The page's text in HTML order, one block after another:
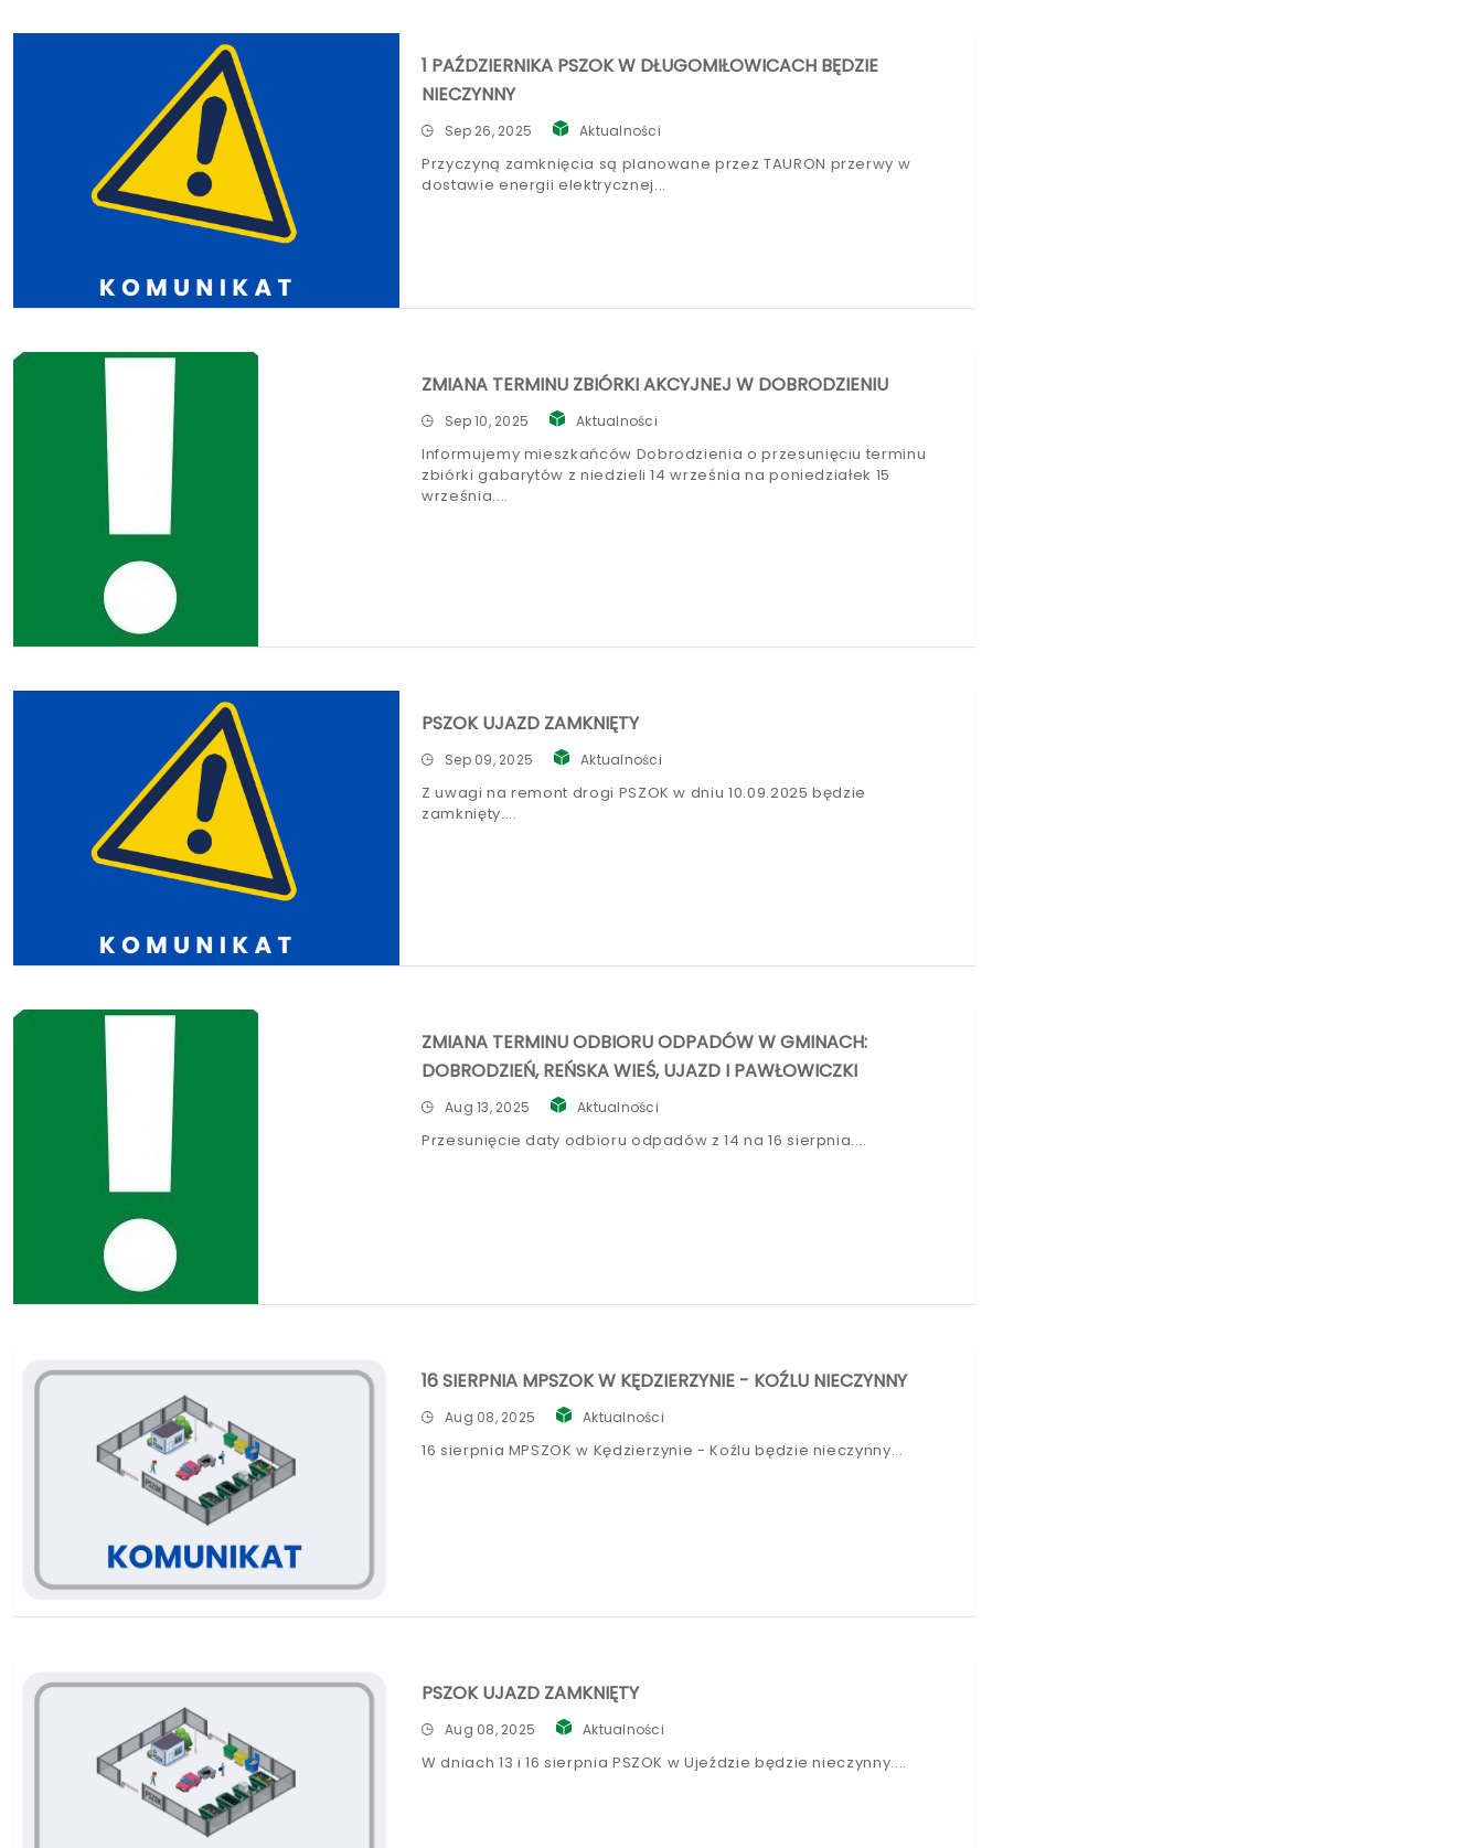
1 PAŹDZIERNIKA PSZOK W DŁUGOMIŁOWICACH BĘDZIE
NIECZYNNY
Sep 26, 2025 Aktualności
Przyczyną zamknięcia są planowane przez TAURON przerwy w
dostawie energii elektrycznej
ZMIANA TERMINU ZBIÓRKI AKCYJNEJ W DOBRODZIENIU
Sep 10, 2025 Aktualności
Informujemy mieszkańców Dobrodzienia o przesunięciu terminu
zbiórki gabarytów z niedzieli 14 września na poniedziałek 15
września.
PSZOK UJAZD ZAMKNIĘTY
Sep 09, 2025 Aktualności
Z uwagi na remont drogi PSZOK w dniu 10.09.2025 będzie
zamknięty.
ZMIANA TERMINU ODBIORU ODPADÓW W GMINACH:
DOBRODZIEŃ, REŃSKA WIEŚ, UJAZD I PAWŁOWICZKI
Aug 13, 2025 Aktualności
Przesunięcie daty odbioru odpadów z 14 na 16 sierpnia.
16 SIERPNIA MPSZOK W KĘDZIERZYNIE - KOŹLU NIECZYNNY
Aug 08, 2025 Aktualności
16 sierpnia MPSZOK w Kędzierzynie - Koźlu będzie nieczynny
PSZOK UJAZD ZAMKNIĘTY
Aug 08, 2025 Aktualności
W dniach 13 i 16 sierpnia PSZOK w Ujeździe będzie nieczynny.